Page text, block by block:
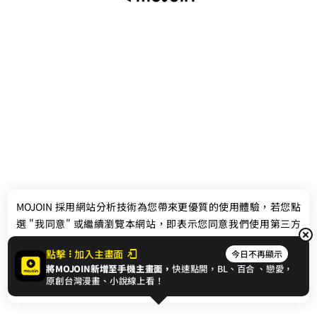
聯絡我們
© 2024 gamania Digital Entertainment Co., Ltd.
點擊 加入主畫面 今日不再顯示
將MOJOIN新增至手機主畫面，快速點開，BL、 百合 、戀愛，
原創台灣漫畫、小說線上看！
MOJOIN 採用網站分析技術為您帶來更優質的使用體驗，若您點
選 "我同意" 或繼續瀏覽本網站，即表示您同意我們使用第三方
Cookie，欲瞭解更多資訊請見隱私權政策。
我同意